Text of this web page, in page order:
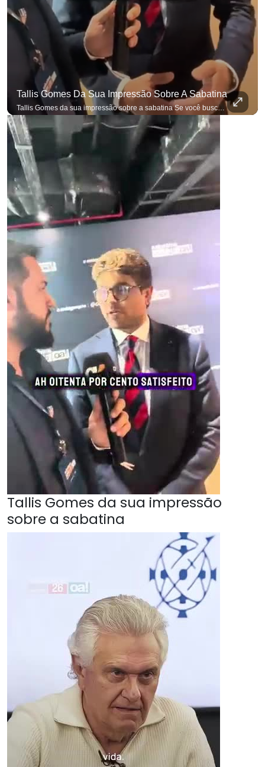
Tallis Gomes Da Sua Impressão Sobre A Sabatina
Tallis Gomes da sua impressão sobre a sabatina Se você busca informação com credibilidade, inscreva-se agora e ative o
Tallis Gomes da sua impressão
sobre a sabatina